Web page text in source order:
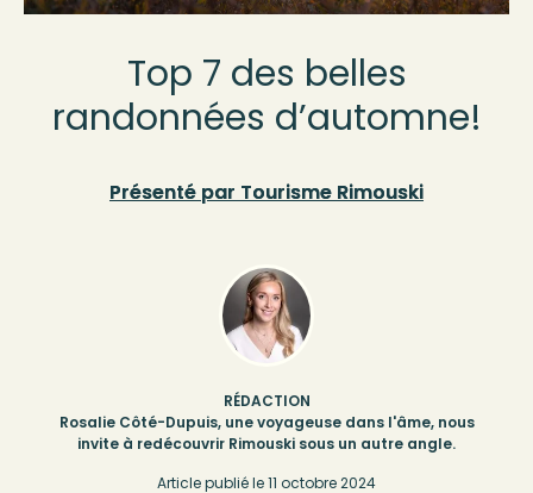
Top 7 des belles
randonnées d’automne!
Présenté par Tourisme Rimouski
RÉDACTION
Rosalie Côté-Dupuis, une voyageuse dans l'âme, nous
invite à redécouvrir Rimouski sous un autre angle.
Article publié le11 octobre 2024